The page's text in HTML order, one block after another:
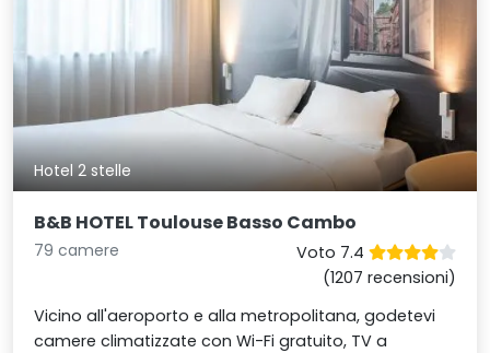
Hotel 2 stelle
B&B HOTEL Toulouse Basso Cambo
79 camere
Voto 7.4
(1207 recensioni)
Vicino all'aeroporto e alla metropolitana, godetevi
camere climatizzate con Wi-Fi gratuito, TV a